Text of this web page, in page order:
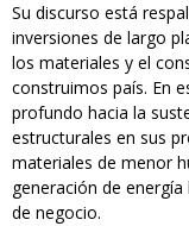
Su discurso está
inversiones de largo
los materiales y el
construimos país. En
profundo hacia la
estructurales en sus
materiales de menor
generación de
de negocio.